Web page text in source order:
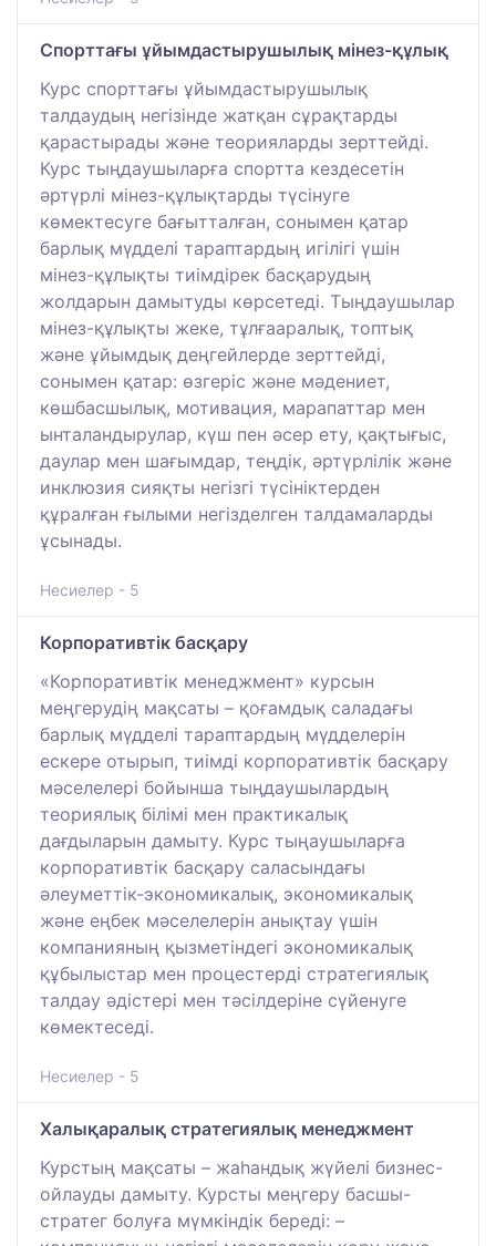
Спорттағы ұйымдастырушылық мінез-құлық
Курс спорттағы ұйымдастырушылық
талдаудың негізінде жатқан сұрақтарды
қарастырады және теорияларды зерттейді.
Курс тыңдаушыларға спортта кездесетін
әртүрлі мінез-құлықтарды түсінуге
көмектесуге бағытталған, сонымен қатар
барлық мүдделі тараптардың игілігі үшін
мінез-құлықты тиімдірек басқарудың
жолдарын дамытуды көрсетеді. Тыңдаушылар
мінез-құлықты жеке, тұлғааралық, топтық
және ұйымдық деңгейлерде зерттейді,
сонымен қатар: өзгеріс және мәдениет,
көшбасшылық, мотивация, марапаттар мен
ынталандырулар, күш пен әсер ету, қақтығыс,
даулар мен шағымдар, теңдік, әртүрлілік және
инклюзия сияқты негізгі түсініктерден
құралған ғылыми негізделген талдамаларды
ұсынады.
Несиелер - 5
Корпоративтік басқару
«Корпоративтік менеджмент» курсын
меңгерудің мақсаты – қоғамдық саладағы
барлық мүдделі тараптардың мүдделерін
ескере отырып, тиімді корпоративтік басқару
мәселелері бойынша тыңдаушылардың
теориялық білімі мен практикалық
дағдыларын дамыту. Курс тыңаушыларға
корпоративтік басқару саласындағы
әлеуметтік-экономикалық, экономикалық
және еңбек мәселелерін анықтау үшін
компанияның қызметіндегі экономикалық
құбылыстар мен процестерді стратегиялық
талдау әдістері мен тәсілдеріне сүйенуге
көмектеседі.
Несиелер - 5
Халықаралық стратегиялық менеджмент
Курстың мақсаты – жаһандық жүйелі бизнес-
ойлауды дамыту. Курсты меңгеру басшы-
стратег болуға мүмкіндік береді: –